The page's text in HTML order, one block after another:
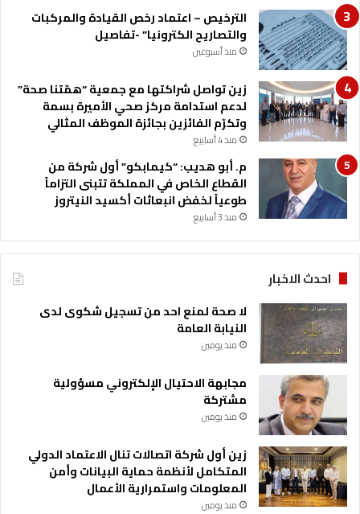
الترخيص – اعتماد رخص القيادة والمركبات
والتصاريح الكترونيا” -تفاصيل
منذ أسبوعين
زين تواصل شراكتها مع جمعية “همّتنا صحة”
لدعم استدامة مركز صحي الأميرة بسمة
وتكرّم الفائزين بجائزة الموظف المثالي
منذ 4 أسابيع
م. أبو هديب: “كيمابكو” أول شركة من
القطاع الخاص في المملكة تتبنى التزاماً
طوعياً لخفض انبعاثات أكسيد النيتروز
منذ 3 أسابيع
احدث الاخبار
لا صحة لمنع احد من تسجيل شكوى لدى
النيابة العامة
منذ يومين
مجابهة الاحتيال الإلكتروني مسؤولية
مشتركة
منذ يومين
زين أول شركة اتصالات تنال الاعتماد الدولي
المتكامل لأنظمة حماية البيانات وأمن
المعلومات واستمرارية الأعمال
منذ يومين